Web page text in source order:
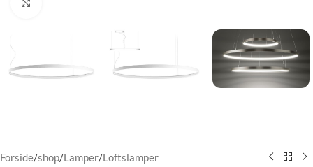
Forside/shop/Lamper/Loftslamper